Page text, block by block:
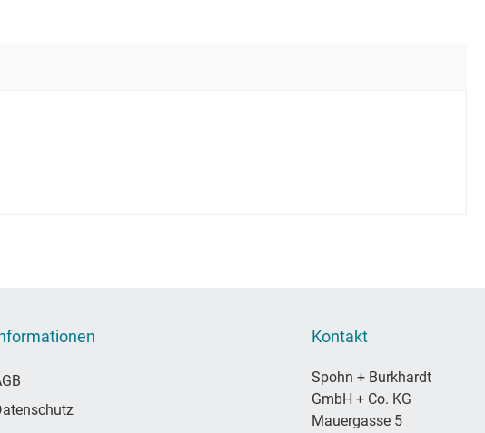
Kontakt
Spohn + Burkhardt
GmbH + Co. KG
Mauergasse 5